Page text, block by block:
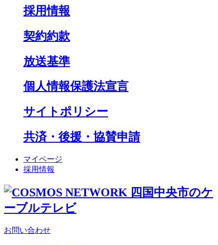
採用情報
契約約款
放送基準
個人情報保護法宣言
サイトポリシー
共済・後援・協賛申請
マイページ
採用情報
お問い合わせ